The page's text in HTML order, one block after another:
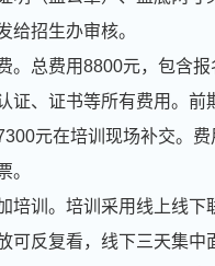
给招生办审核。
。总费用8800元，包含
证、证书等所有费用。前
元在培训现场补交。
。
培训。培训采用线上线下
可反复看，线下三天集中